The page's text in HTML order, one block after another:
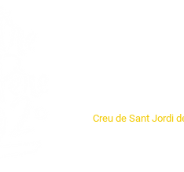
Creu de Sant Jordi